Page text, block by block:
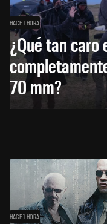
HACE 1 HORA
¿Qué tan
70 mm?
HACE 1 HORA